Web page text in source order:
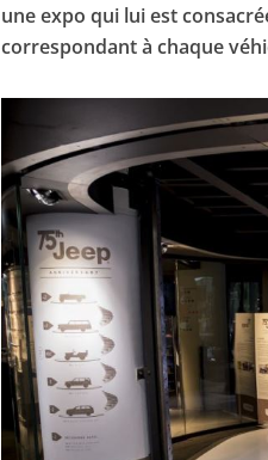
une expo qui lui est
correspondant à chaque